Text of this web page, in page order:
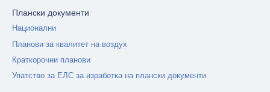
Плански документи
Национални
Планови за квалитет на воздух
Краткорочни планови
Упатство за ЕЛС за изработка на плански документи